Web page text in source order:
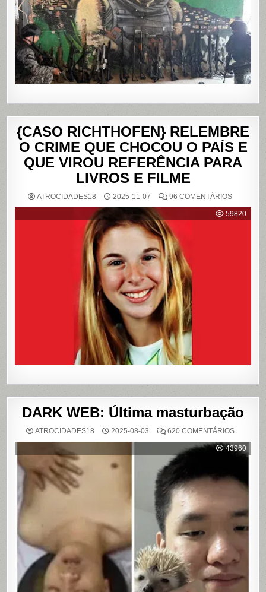
PENHA,
NO
RIO
{CASO RICHTHOFEN} RELEMBRE
O CRIME QUE CHOCOU O PAÍS E
QUE VIROU REFERÊNCIA PARA
LIVROS E FILME
ATROCIDADES18 2025-11-07 96 COMENTÁRIOSEM
59820
DARK WEB: Última masturbação
ATROCIDADES18 2025-08-03 620 COMENTÁRIOSEM
WEB:
ÚLTIMA
43960